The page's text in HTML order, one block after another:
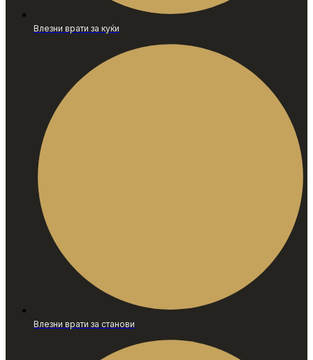
Влезни врати за куќи
Влезни врати за станови